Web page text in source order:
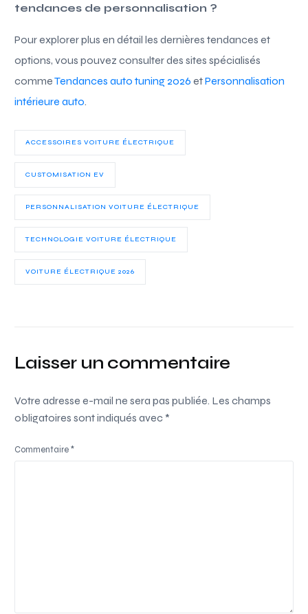
tendances de personnalisation ?
Pour explorer plus en détail les dernières tendances et
options, vous pouvez consulter des sites spécialisés
commeTendances auto tuning 2026 etPersonnalisation
intérieure auto.
ACCESSOIRES VOITURE ÉLECTRIQUE
CUSTOMISATION EV
PERSONNALISATION VOITURE ÉLECTRIQUE
TECHNOLOGIE VOITURE ÉLECTRIQUE
VOITURE ÉLECTRIQUE 2026
Laisser un commentaire
Votre adresse e-mail ne sera pas publiée. Les champs
obligatoires sont indiqués avec *
Commentaire*